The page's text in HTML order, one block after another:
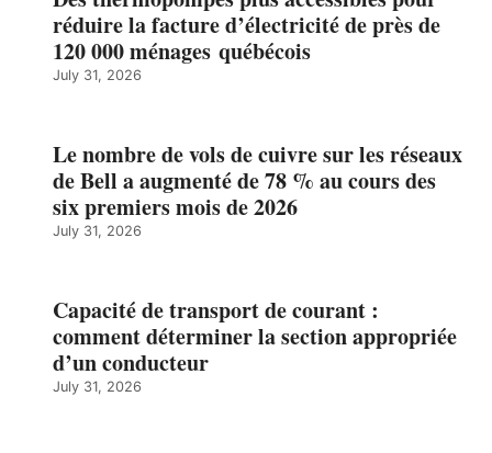
réduire la facture d’électricité de près de
120 000 ménages québécois
July 31, 2026
Le nombre de vols de cuivre sur les réseaux
de Bell a augmenté de 78 % au cours des
six premiers mois de 2026
July 31, 2026
Capacité de transport de courant :
comment déterminer la section appropriée
d’un conducteur
July 31, 2026